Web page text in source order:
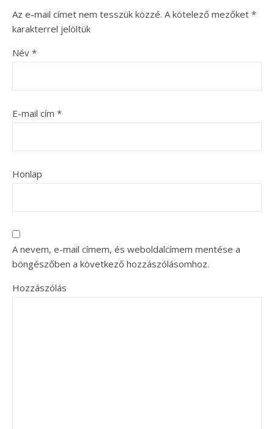
Az e-mail címet nem tesszük közzé. A kötelező mezőket *
karakterrel jelöltük
Név *
E-mail cím *
Honlap
A nevem, e-mail címem, és weboldalcímem mentése a
böngészőben a következő hozzászólásomhoz.
Hozzászólás